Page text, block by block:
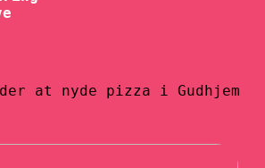
at nyde pizza i Gudhjem